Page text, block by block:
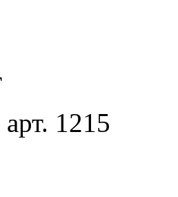
арт. 1215